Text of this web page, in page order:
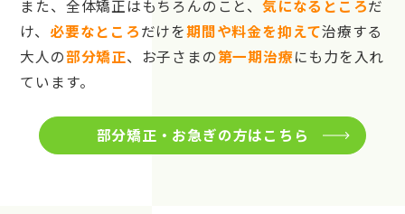
また、全体矯正はもちろんのこと、 気になるところだ
け、 必要なところだけを期間や料金を抑えて治療する
大人の部分矯正、お子さまの第一期治療にも力を入れ
ています。
部分矯正・お急ぎの方はこちら